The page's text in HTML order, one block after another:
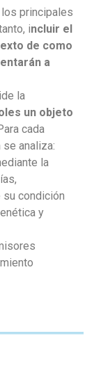
principales
incluir el
de como
a
la
un objeto
cada
analiza:
la
condición
y